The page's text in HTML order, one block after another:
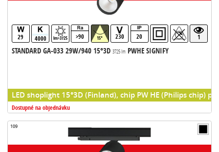
29 4000 lm>3725 >90 15° 230 20 1
STANDARD GA-033 29W/940 15°3D 3725 lmPWHE SIGNIFY
LED shoplight 15°3D (Finland), chip PW HE (Philips chip)
Dostupné na objednávku
109